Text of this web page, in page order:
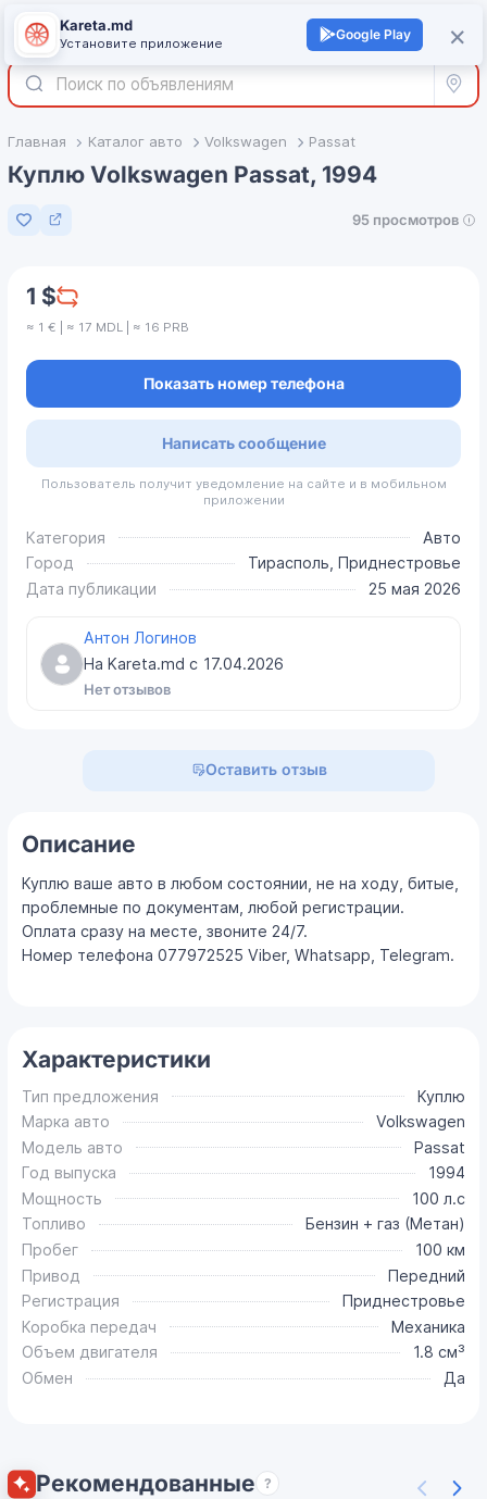
Войти +
Все
Главная Каталог авто Volkswagen Passat
Куплю Volkswagen Passat, 1994
Добавить в избранное
95 просмотров
1 $
≈ 1 € | ≈ 17 MDL | ≈ 16 PRB
Показать номер телефона
Написать сообщение
Пользователь получит уведомление на сайте и в мобильном
приложении
Категория
Авто
Город
Тирасполь, Приднестровье
Дата публикации
25 мая 2026
Антон Логинов
На Kareta.md с 17.04.2026
Нет отзывов
Оставить отзыв
Описание
Куплю ваше авто в любом состоянии, не на ходу, битые,
проблемные по документам, любой регистрации.
Оплата сразу на месте, звоните 24/7.
Номер телефона 077972525 Viber, Whatsapp, Telegram.
Характеристики
Тип предложения
Куплю
Марка авто
Volkswagen
Модель авто
Passat
Год выпуска
1994
Мощность
100 л.с
Топливо
Бензин + газ (Метан)
Пробег
100 км
Привод
Передний
Регистрация
Приднестровье
Коробка передач
Механика
Объем двигателя
1.8 см³
Обмен
Да
Рекомендованные ?
×
Kareta.md
Установите приложение
Google Play